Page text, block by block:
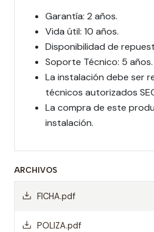
Garantía: 2 años.
Vida útil: 10 años.
Disponibilidad de
Soporte Técnico: 5 años.
La instalación debe ser
técnicos autorizados
La compra de este
instalación.
ARCHIVOS
FICHA.pdf
POLIZA.pdf